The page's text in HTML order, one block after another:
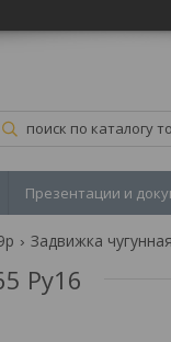
Презентации и
Ру16